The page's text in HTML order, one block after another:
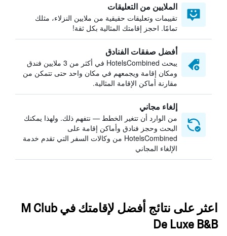
الملايين من التعليقات
تقييمات وتعليقات حقيقية من ملايين النزلاء، مثلك
تمامًا. احجز إقامتك المثالية بكل ثقة!
أفضل صفقات الفنادق
يبحث HotelsCombined في أكثر من 3 ملايين فندق
ومكان إقامة ويجمعهم في مكان واحد حتى تتمكن من
مقارنة أماكن الإقامة المثالية.
إلغاء مجاني
من الوارد أن تتغير الخطط — نتفهم ذلك. ولهذا يمكنك
البحث وحجز فنادق وأماكن إقامة على
HotelsCombined من وكالات السفر التي تقدم خدمة
الإلغاء المجاني
اعثر على نتائج أفضل لإقامتك في M Club
De Luxe B&B